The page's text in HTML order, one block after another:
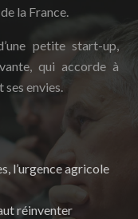
la France.
petite start-up,
qui accorde à
ses envies.
l’urgence agricole
réinventer